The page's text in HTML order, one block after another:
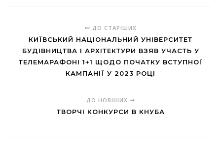
ДО СТАРІШИХ
КИЇВСЬКИЙ НАЦІОНАЛЬНИЙ УНІВЕРСИТЕТ
БУДІВНИЦТВА І АРХІТЕКТУРИ ВЗЯВ УЧАСТЬ У
ТЕЛЕМАРАФОНІ 1+1 ЩОДО ПОЧАТКУ ВСТУПНОЇ
КАМПАНІЇ У 2023 РОЦІ
ДО НОВІШИХ
ТВОРЧІ КОНКУРСИ В КНУБА